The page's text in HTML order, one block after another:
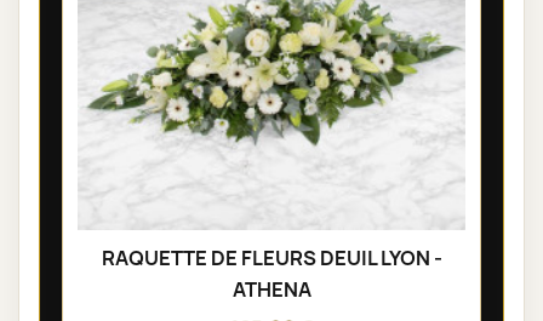
RAQUETTE DE FLEURS DEUIL LYON -
ATHENA